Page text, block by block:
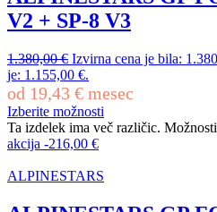
V2 + SP-8 V3
1.380,00€ Izvirna cena je bila:
je: 1.155,00 €.
od 19,43 € mesec
Izberite možnosti
Ta izdelek ima več različic.
akcija -216,00 €
ALPINESTARS